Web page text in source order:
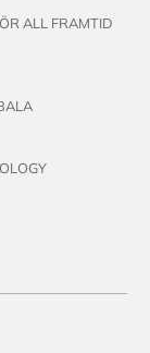
ALL FRAMTID